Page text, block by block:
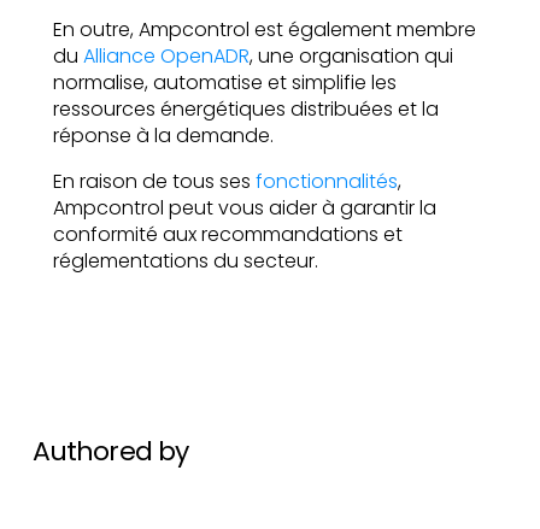
En outre, Ampcontrol est également membre
duAlliance OpenADR, une organisation qui
normalise, automatise et simplifie les
ressources énergétiques distribuées et la
réponse à la demande.
En raison de tous sesfonctionnalités,
Ampcontrol peut vous aider à garantir la
conformité aux recommandations et
réglementations du secteur.
Authored by